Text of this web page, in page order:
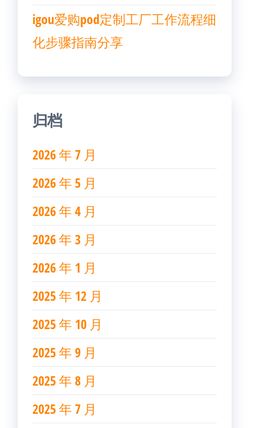
igou爱购pod定制工厂工作流程细
化步骤指南分享
归档
2026 年 7 月
2026 年 5 月
2026 年 4 月
2026 年 3 月
2026 年 1 月
2025 年 12 月
2025 年 10 月
2025 年 9 月
2025 年 8 月
2025 年 7 月